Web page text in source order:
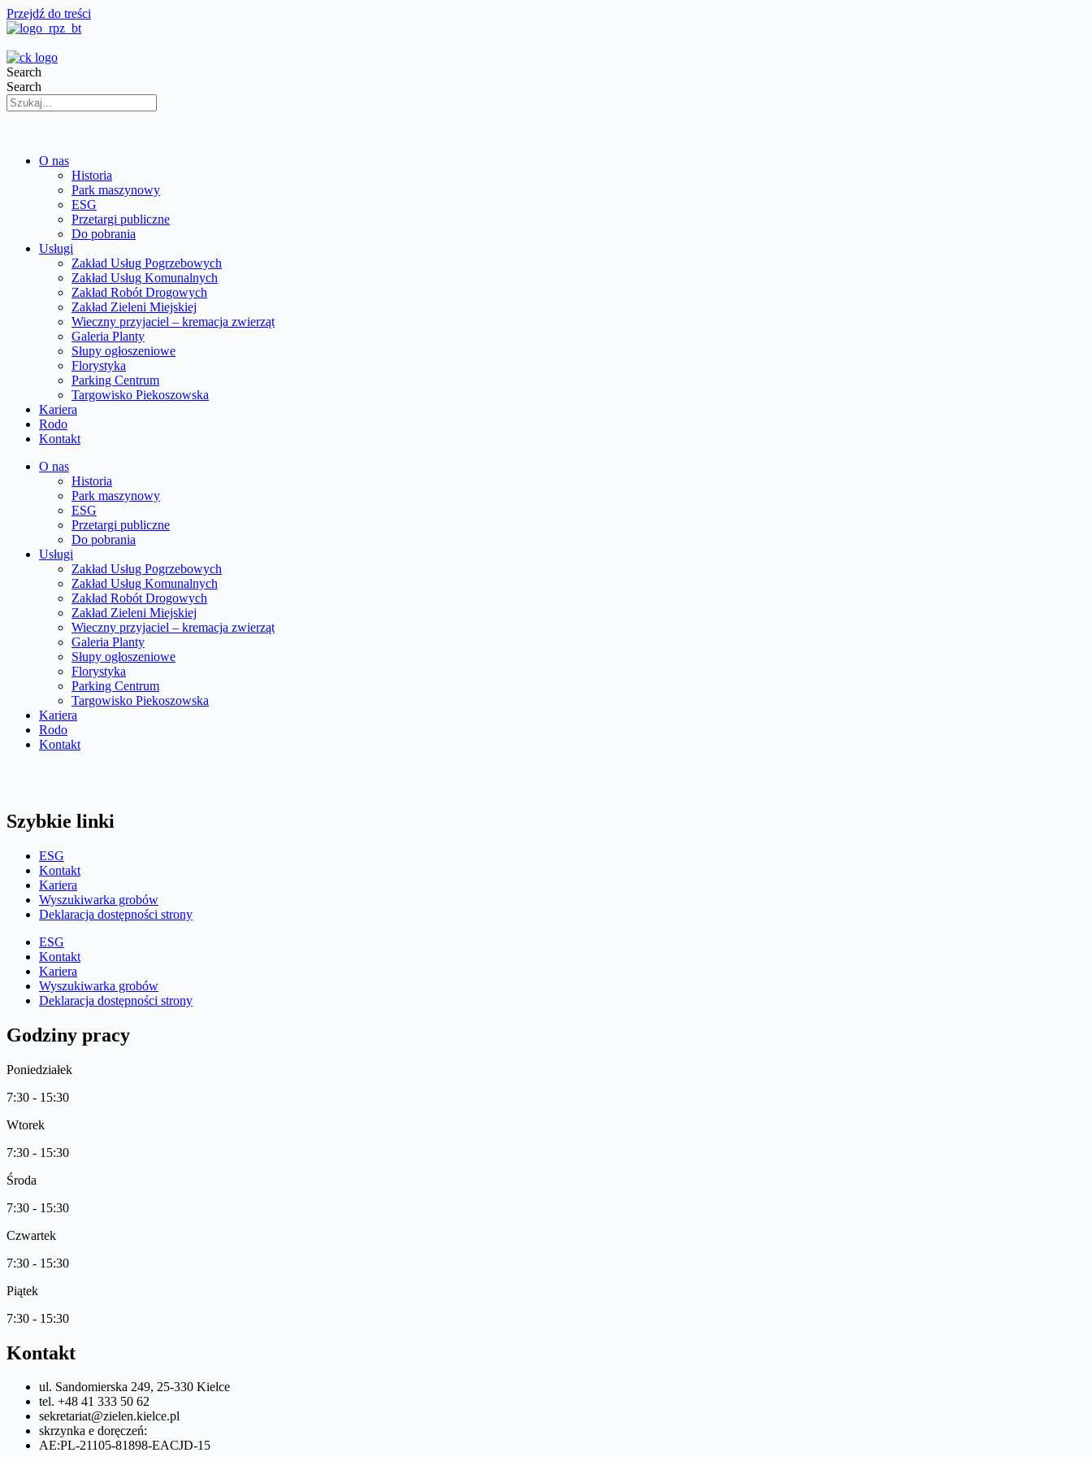
Przejdź do treści
Search
Search
O nas
Historia
Park maszynowy
ESG
Przetargi publiczne
Do pobrania
Usługi
Zakład Usług Pogrzebowych
Zakład Usług Komunalnych
Zakład Robót Drogowych
Zakład Zieleni Miejskiej
Wieczny przyjaciel – kremacja zwierząt
Galeria Planty
Słupy ogłoszeniowe
Florystyka
Parking Centrum
Targowisko Piekoszowska
Kariera
Rodo
Kontakt
O nas
Historia
Park maszynowy
ESG
Przetargi publiczne
Do pobrania
Usługi
Zakład Usług Pogrzebowych
Zakład Usług Komunalnych
Zakład Robót Drogowych
Zakład Zieleni Miejskiej
Wieczny przyjaciel – kremacja zwierząt
Galeria Planty
Słupy ogłoszeniowe
Florystyka
Parking Centrum
Targowisko Piekoszowska
Kariera
Rodo
Kontakt
Szybkie linki
ESG
Kontakt
Kariera
Wyszukiwarka grobów
Deklaracja dostępności strony
ESG
Kontakt
Kariera
Wyszukiwarka grobów
Deklaracja dostępności strony
Godziny pracy
Poniedziałek
7:30 - 15:30
Wtorek
7:30 - 15:30
Środa
7:30 - 15:30
Czwartek
7:30 - 15:30
Piątek
7:30 - 15:30
Kontakt
ul. Sandomierska 249, 25-330 Kielce
tel. +48 41 333 50 62
sekretariat@zielen.kielce.pl
skrzynka e doręczeń:
AE:PL-21105-81898-EACJD-15